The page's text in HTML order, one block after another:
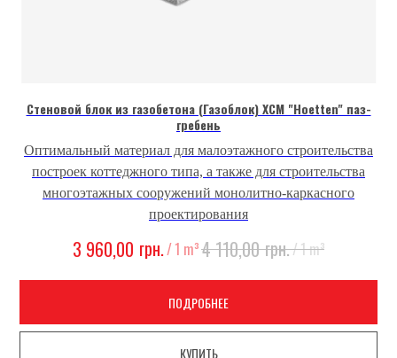
Стеновой блок из газобетона (Газоблок) ХCМ "Hoetten" паз-
гребень
Оптимальный материал для малоэтажного строительства
построек коттеджного типа, а также для строительства
многоэтажных сооружений монолитно-каркасного
проектирования
3 960,00 грн./1 m³4 110,00 грн./1 m³
ПОДРОБНЕЕ
КУПИТЬ